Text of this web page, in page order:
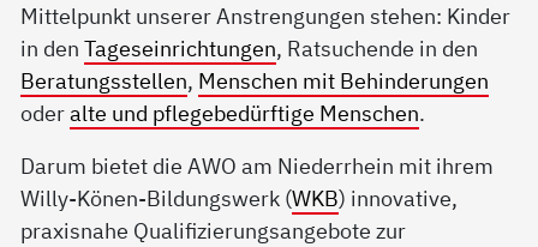
Mittelpunkt unserer Anstrengungen stehen: Kinder
in denTageseinrichtungen, Ratsuchende in den
Beratungsstellen, Menschen mit Behinderungen
oderalte und pflegebedürftige Menschen.
Darum bietet die AWO am Niederrhein mit ihrem
Willy-Könen-Bildungswerk (WKB) innovative,
praxisnahe Qualifizierungsangebote zur